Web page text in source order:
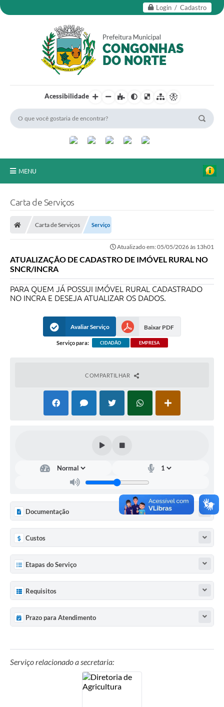
Login / Cadastro
Acessibilidade
MENU
LGPD
Carta de Serviços
Telefones Úteis
Carta de Serviços
Carta de Serviços Serviço
Atualizado em: 05/05/2026 às 13h01
ATUALIZAÇÃO DE CADASTRO DE IMÓVEL RURAL NO
SNCR/INCRA
PARA QUEM JÁ POSSUI IMÓVEL RURAL CADASTRADO
NO INCRA E DESEJA ATUALIZAR OS DADOS.
Avaliar Serviço Baixar PDF
Serviço para: CIDADÃO EMPRESA
COMPARTILHAR
Documentação
Custos
Etapas do Serviço
Requisitos
Prazo para Atendimento
Serviço relacionado a secretaria: